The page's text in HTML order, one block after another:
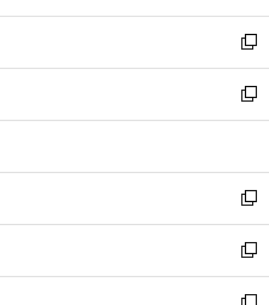
開
く
ウ
で
開
く
ン
ド
ウ
で
開
ウ
ィ
ン
ド
ウ
開
く
し
い
ウ
ィ
ン
ウ
で
開
く
新
し
い
ウ
ン
ド
ウ
で
開
新
し
ウ
ィ
ン
ド
ウ
新
し
い
ウ
新
し